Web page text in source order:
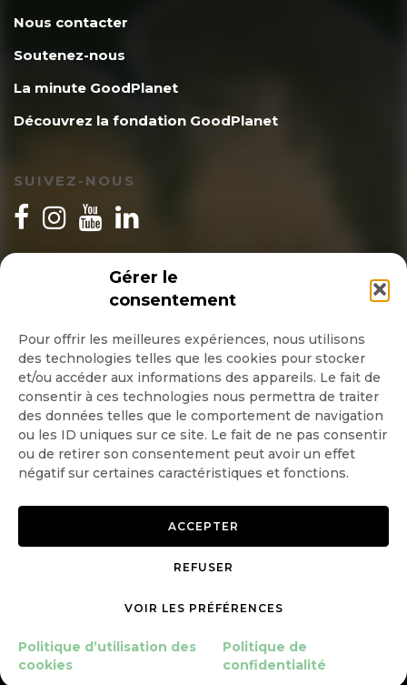
Gérer le
consentement
Pour offrir les meilleures expériences, nous utilisons
des technologies telles que les cookies pour stocker
et/ou accéder aux informations des appareils. Le fait de
consentir à ces technologies nous permettra de traiter
des données telles que le comportement de navigation
ou les ID uniques sur ce site. Le fait de ne pas consentir
ou de retirer son consentement peut avoir un effet
négatif sur certaines caractéristiques et fonctions.
ACCEPTER
REFUSER
VOIR LES PRÉFÉRENCES
Politique d’utilisation des
cookies
Politique de
confidentialité
Nous contacter
Soutenez-nous
La minute GoodPlanet
Découvrez la fondation GoodPlanet
SUIVEZ-NOUS
INSCRIPTION NEWSLETTER
Quotidienne
Hebdo
OK
Politique de confidentialité
Gérer le consentement